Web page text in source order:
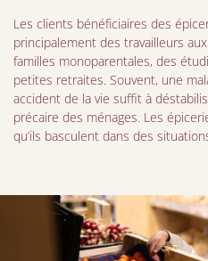
Les clients bénéficiaires des
principalement des travailleurs
familles monoparentales, des
petites retraites. Souvent, une
accident de la vie suffit à
précaire des ménages. Les
qu’ils basculent dans des